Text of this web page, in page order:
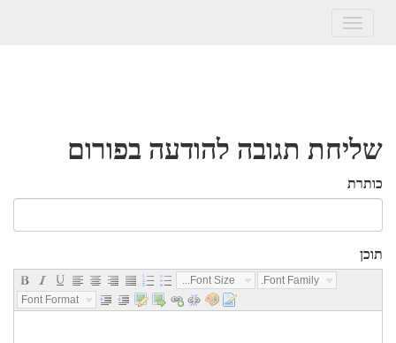
Toggle
שליחת תגובה להודעה בפורום
כותרת
תוכן
Font Size...
Font Family...
Font Format...